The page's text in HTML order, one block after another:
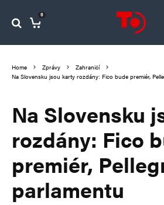
0
Home Zprávy
Zahraničí
Na Slovensku jsou karty rozdány: Fico bude premiér,
Na Slovensku
rozdány: Fico
premiér,
parlamentu